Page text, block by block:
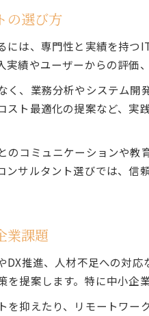
ITコンサルタン
クラウド時代の
の選び方
には、専門性と実績を持
績やユーザーからの評価
、業務分析やシステム
ト最適化の提案など、
のコミュニケーションや
サルタント選びでは、
業課題
推進、人材不足への対
提案します。特に中小企
抑えたり、リモートワ